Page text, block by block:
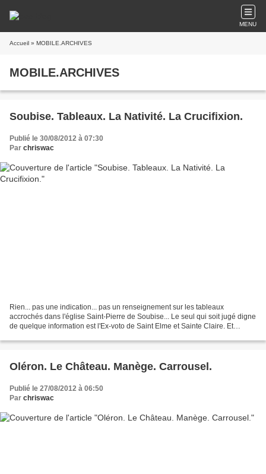
MENU
Accueil » MOBILE.ARCHIVES
MOBILE.ARCHIVES
Soubise. Tableaux. La Nativité. La Crucifixion.
Publié le 30/08/2012 à 07:30
Par chriswac
Rien... pas une indication... pas un renseignement sur les tableaux
accrochés dans l'église Saint-Pierre de Soubise... Le seul qui soit jugé digne
de quelque information est l'Ex-voto de Saint Elme et Sainte Claire. Et
Oléron. Le Château. Manège. Carrousel.
Publié le 27/08/2012 à 06:50
Par chriswac